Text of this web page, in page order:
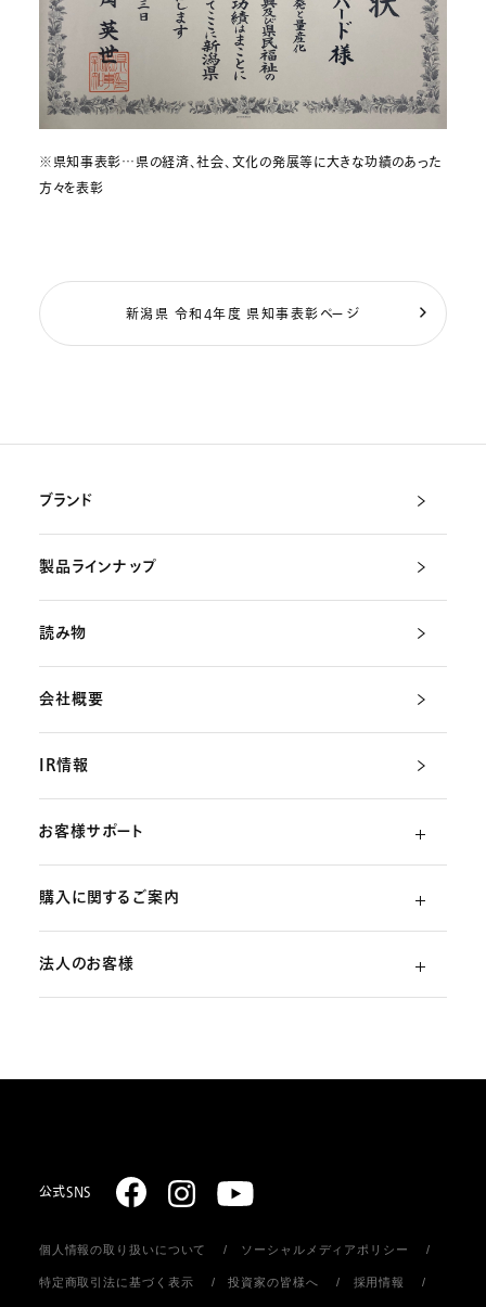
※県知事表彰…県の経済、社会、文化の発展等に大きな功績のあった
方々を表彰
新潟県 令和4年度 県知事表彰ページ
ブランド
製品ラインナップ
読み物
会社概要
IR情報
お客様サポート
よくあるご質問
部品・消耗品のご注文
購入に関するご案内
ご利用ガイド（初めての方）
お届けについて
返品・キャンセル
法人のお客様
公式SNS
個人情報の取り扱いについて ソーシャルメディアポリシー
特定商取引法に基づく表示 投資家の皆様へ 採用情報